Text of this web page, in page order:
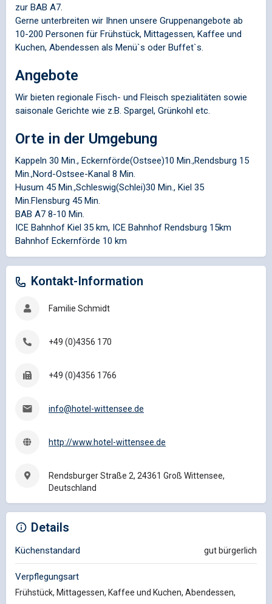
zur BAB A7.
Gerne unterbreiten wir Ihnen unsere Gruppenangebote ab
10-200 Personen für Frühstück, Mittagessen, Kaffee und
Kuchen, Abendessen als Menü`s oder Buffet`s.
Angebote
Wir bieten regionale Fisch- und Fleisch spezialitäten sowie
saisonale Gerichte wie z.B. Spargel, Grünkohl etc.
Orte in der Umgebung
Kappeln 30 Min., Eckernförde(Ostsee)10 Min.,Rendsburg 15
Min.,Nord-Ostsee-Kanal 8 Min.
Husum 45 Min.,Schleswig(Schlei)30 Min., Kiel 35
Min.Flensburg 45 Min.
BAB A7 8-10 Min.
ICE Bahnhof Kiel 35 km, ICE Bahnhof Rendsburg 15km
Bahnhof Eckernförde 10 km
Kontakt-Information
Familie Schmidt
+49 (0)4356 170
+49 (0)4356 1766
info@hotel-wittensee.de
http://www.hotel-wittensee.de
Rendsburger Straße 2, 24361 Groß Wittensee,
Deutschland
Details
Küchenstandard gut bürgerlich
Verpflegungsart
Frühstück, Mittagessen, Kaffee und Kuchen, Abendessen,